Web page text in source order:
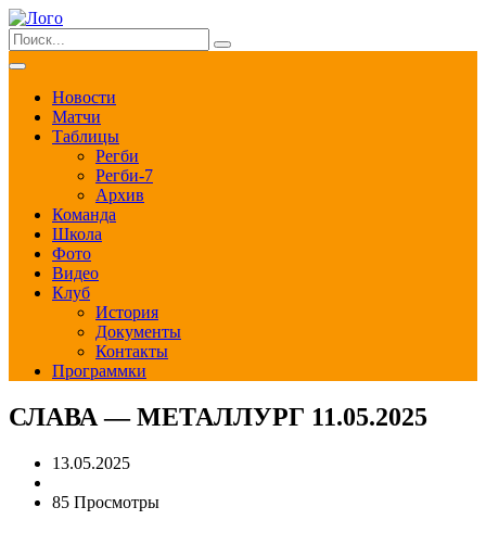
Новости
Матчи
Таблицы
Регби
Регби-7
Архив
Команда
Школа
Фото
Видео
Клуб
История
Документы
Контакты
Программки
СЛАВА — МЕТАЛЛУРГ 11.05.2025
13.05.2025
85 Просмотры